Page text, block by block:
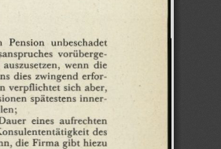
Pension unbeschadet
vorüberge¬
auszusetzen, wenn die
dies zwingend erfor¬
verpflichtet sich aber,
spätestens inner¬
eines aufrechten
des
die Firma gibt hiezu